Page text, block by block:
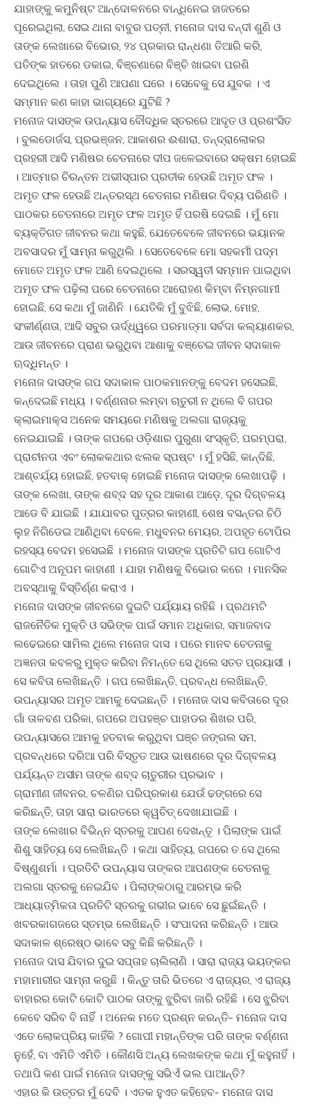
ଯାହାଙ୍କୁ କମୁନିଷ୍ଟ ଆନ୍ଦୋଳନରେ ବାନ୍ଧିନେଇ ହାଜତରେ
ପୂରେଇଥିଲା, ସେଇ ଥାନା ବାବୁର ପତ୍ନୀ, ମନୋଜ ଦାସ ବନ୍ଦୀ ଶୁଣି ଓ
ତାଙ୍କ ଲେଖାରେ ବିଭୋର, ୨୪ ପ୍ରକାର ରାନ୍ଧଣା ତିଆରି କରି,
ପତିଙ୍କ ହାତରେ ଡକାଇ, ବିଞ୍ଚଣାରେ ବିଞ୍ଚି ଖାଇବା ପରଶି
ଦେଇଥିଲେ । ତାହା ପୁଣି ଆପଣା ଘରେ । ସେବେକୁ ସେ ଯୁବକ । ଏ
ସମ୍ମାନ କଣ କାହା ଭାଗ୍ୟରେ ଯୁଟିଛି ?
ମନୋଜ ଦାସଙ୍କ ଉପନ୍ୟାସ ବୌଦ୍ଧିକ ସ୍ତରରେ ଆଦୃତ ଓ ପ୍ରଶଂସିତ
। ବୁଲଡୋର୍ଜସ, ପ୍ରଭଞ୍ଜନ, ଆକାଶର ଈଶାରା, ତନ୍ଦ୍ରାଲୋକର
ପ୍ରହରୀ ଆଦି ମଣିଷର ଚେତନାରେ ଦୀପ ଜଳେଇବାରେ ସକ୍ଷମ ହୋଇଛି
। ଆତ୍ମାର ଚିରନ୍ତନ ଅଭୀସ୍‍ପାର ପ୍ରତୀକ ହେଉଛି ଅମୃତ ଫଳ ।
ଅମୃତ ଫଳ ହେଉଛି ଅନ୍ତରସ୍ଥ ଚେତନାର ମଣିଷର ଦିବ୍ୟ ପରିଣତି ।
ପାଠକର ଚେତନାରେ ଅମୃତ ଫଳ ଅମୃତ ହିଁ ପରଷି ଦେଇଛି । ମୁଁ ମୋ
ବ୍ୟକ୍ତିଗତ ଜୀବନର କଥା କହୁଛି, ଯେତେବେଳେ ଜୀବନରେ ଭୟାନକ
ଅବସାଦର ମୁଁ ସାମ୍ନା କରୁଥିଲି । ସେତେବେଳେ ମୋ ସହକର୍ମୀ ପଦ୍ମ
ମୋତେ ଅମୃତ ଫଳ ଆଣି ଦେଇଥିଲେ । ସରସ୍ୱତୀ ସମ୍ମାନ ପାଇଥିବା
ଅମୃତ ଫଳ ପଢ଼ିଲା ପରେ ଚେତନାରେ ଆରୋହଣ କିମ୍ବା ନିମ୍ନଗାମୀ
ହୋଇଛି, ସେ କଥା ମୁଁ ଜାଣିନି । ଯେତିକି ମୁଁ ବୁଝିଛି, ଲୋଭ, ମୋହ,
ସଂକୀର୍ଣ୍ଣତା, ଆଦି ସବୁର ଊର୍ଦ୍ଧ୍ୱରେ ପରମାତ୍ମା ସର୍ବଦା କଲ୍ୟାଣକର,
ଆଉ ଜୀବନରେ ପ୍ରାଣ ଭରୁଥିବା ଆଶାକୁ ବଞ୍ଚେଇ ଜୀବନ ସଦାକାଳ
ଋଦ୍ଧିମନ୍ତ ।
ମନୋଜ ଦାସଙ୍କ ଗପ ସଦାକାଳ ପାଠକମାନଙ୍କୁ ବେଦମ ହସେଇଛି,
କନ୍ଦେଇଛି ମଧ୍ୟ । ବର୍ଣ୍ଣନାର ଲମ୍ବା ଚାତୁରୀ ନ ଥିଲେ ବି ଗପର
କ୍ଲାଇମାକ୍ସ ଅନେକ ସମୟରେ ମଣିଷକୁ ଅଲଗା ରାଜ୍ୟକୁ
ନେଇଯାଇଛି । ତାଙ୍କ ଗପରେ ଓଡି଼ଶାର ପୁରୁଣା ସଂସ୍କୃତି, ପରମ୍ପରା,
ପ୍ରାଚୀନତା ଏବଂ ଲୋକକଥାର ଝଲକ ସ୍ପଷ୍ଟ । ମୁଁ ହସିଛି, କାନ୍ଦିଛି,
ଆଶ୍ଚର୍ଯ୍ୟ ହୋଇଛି, ହତବାକ୍‍ ହୋଇଛି ମନୋଜ ଦାସଙ୍କ ଲେଖାପଢ଼ି ।
ତାଙ୍କ ଲେଖା, ତାଙ୍କ ଶବ୍ଦ ସହ ଦୂର ଆକାଶ ଆଡ଼େ, ଦୂର ଦିଗ୍‍ବଳୟ
ଆଡେ ବି ଯାଇଛି । ଯାଯାବର ପୁତ୍ରର କାହାଣୀ, ଶେଷ ବସନ୍ତର ଚିଠି
ଲୁହ ନିଗିଡେଇ ଆଣିଥିବା ବେଳେ, ମଧୁବନର ମେୟର, ଅପହୃତ ଟୋପିର
ରହସ୍ୟ ବେଦମ ହସେଇଛି । ମନୋଜ ଦାସଙ୍କ ପ୍ରତିଟି ଗପ ଗୋଟିଏ
ଗୋଟିଏ ଅନୂପମ କାହାଣୀ । ଯାହା ମଣିଷକୁ ବିଭୋର କରେ । ମାନସିକ
ଅବସ୍ଥାକୁ ବିସ୍ତିର୍ଣ୍ଣ କରାଏ ।
ମନୋଜ ଦାସଙ୍କ ଜୀବନରେ ଦୁଇଟି ପର୍ଯ୍ୟାୟ ରହିଛି । ପ୍ରଥମଟି
ରାଜନୈତିକ ମୁକ୍ତି ଓ ସଭିଙ୍କ ପାଇଁ ସମାନ ଅଧିକାର, ସମାଜବାଦ
ଲଢେଇରେ ସାମିଲ ଥିଲେ ମନୋଜ ଦାସ । ପରେ ମାନବ ଚେତନାକୁ
ଅଜ୍ଞନତା କବଳରୁ ମୁକ୍ତ କରିବା ନିମନ୍ତେ ସେ ଥିଲେ ସତତ ପ୍ରୟାସୀ ।
ସେ କବିତା ଲେଖିଛନ୍ତି । ଗପ ଲେଖିଛନ୍ତି, ପ୍ରବନ୍ଧ ଲେଖିଛନ୍ତି,
ଉପନ୍ୟାସର ଅମୃତ ଆମକୁ ଦେଇଛନ୍ତି । ମନୋଜ ଦାସ କବିତାରେ ଦୂର
ଗାଁ ତାଳବଣ ପରିକା, ଗପରେ ଅପହଞ୍ଚ ପାହାଡର ଶିଖର ପରି,
ଉପନ୍ୟାସରେ ଆମକୁ ହତବାକ କରୁଥିବା ଘଞ୍ଚ ଜଙ୍ଗଲ ସମ,
ପ୍ରବନ୍ଧରେ ଦରିଆ ପରି ବିସ୍ତୃତ ଆଉ ଭାଷଣରେ ଦୂର ଦିଗ୍‍ବଳୟ
ପର୍ଯ୍ୟନ୍ତ ଅସୀମ ତାଙ୍କ ଶବ୍ଦ ଚାତୁରୀର ପ୍ରଭାବ ।
ଗ୍ରାମୀଣ ଜୀବନର, ଚଳଣିର ପରିପ୍ରକାଶ ଯେଉଁ ଢଙ୍ଗରେ ସେ
କରିଛନ୍ତି, ତାହା ସାରା ଭାରତରେ କ୍ୱଚିତ୍‍ ଦେଖାଯାଇଛି ।
ତାଙ୍କ ଲେଖାର ବିଭିନ୍ନ ସ୍ତରକୁ ଆପଣ ଦେଖନ୍ତୂ । ପିଲାଙ୍କ ପାଇଁ
ଶିଶୁ ସାହିତ୍ୟ ସେ ଲେଖିଛନ୍ତି । କଥା ସାହିତ୍ୟ, ଗପରେ ତ ସେ ଥିଲେ
ବିଷ୍ଣୁଶର୍ମା । ପ୍ରତିଟି ଉପନ୍ୟାସ ତାଙ୍କର ଆପଣଙ୍କ ଚେତନାକୁ
ଅଲଗା ସ୍ତରକୁ ନେଇଯିବ । ପିଲାଙ୍କଠାରୁ ଆରମ୍ଭ କରି
ଆଧ୍ୟାତ୍ମିକତା ପ୍ରତିଟି ସ୍ତରକୁ ଗଭୀର ଭାବେ ସେ ଛୁଇଁଛନ୍ତି ।
ଖବରକାଗଜରେ ସ୍ତମ୍ଭ ଲେଖିଛନ୍ତି । ସଂପାଦନା କରିଛନ୍ତି । ଆଉ
ସଦାକାଳ ଶ୍ରେଷ୍ଠ ଭାବେ ସବୁ କିଛି କରିଛନ୍ତି ।
ମନୋଜ ଦାସ ଯିବାର ଦୁଇ ସପ୍ତାହ ଚାଲିଲାଣି । ସାରା ରାଜ୍ୟ ଭୟଙ୍କର
ମହାମାରୀର ସାମ୍ନା କରୁଛି । କିନ୍ତୁ ତାରି ଭିତରେ ଏ ରାଜ୍ୟର, ଏ ରାଜ୍ୟ
ବାହାରର କୋଟି କୋଟି ପାଠକ ତାଙ୍କୁ ଝୁରିବା ଜାରି ରହିଛି । ସେ ଝୁରିବା
କେବେ ସରିବ ବି ନାହିଁ । ଅନେକ ମତେ ପ୍ରଶ୍ନ କରନ୍ତି- ମନୋଜ ଦାସ
ଏତେ ଲୋକପ୍ରିୟ କାହିଁକି ? ଗୋପୀ ମହାନ୍ତିଙ୍କ ପରି ତାଙ୍କ ବର୍ଣ୍ଣନା
ନୁହେଁ, ବା ଏମିତି ଏମିତି । କୌଣସି ଅନ୍ୟ ଲେଖକଙ୍କ କଥା ମୁଁ କହୁନାହିଁ ।
ତଥାପି କଣ ପାଇଁ ମନୋଜ ଦାସଙ୍କୁ ସଭିଏଁ ଭଲ ପାଆନ୍ତି?
ଏହାର କି ଉତ୍ତର ମୁଁ ଦେବି । ଏତକ ହୁଏତ କହିହେବ- ମନୋଜ ଦାସ